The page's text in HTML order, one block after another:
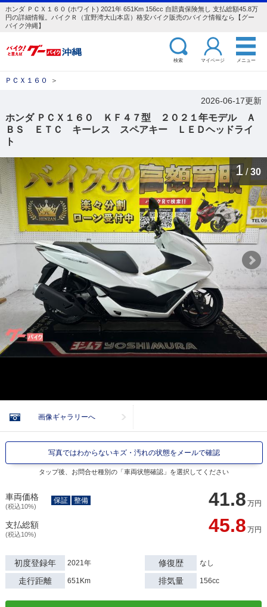
ホンダ ＰＣＸ１６０ (ホワイト) 2021年 651Km 156cc 自賠責保険無し 支払総額45.8万
円の詳細情報。バイクＲ（宜野湾大山本店）格安バイク販売のバイク情報なら【グー
バイク沖縄】
検索 マイページ メニュー
ＰＣＸ１６０ ＞
2026-06-17更新
ホンダ ＰＣＸ１６０ ＫＦ４７型 ２０２１年モデル Ａ
ＢＳ ＥＴＣ キーレス スペアキー ＬＥＤヘッドライ
ト
1 / 30
画像ギャラリーへ
写真ではわからないキズ・汚れの状態をメールで確認
タップ後、お問合せ種別の「車両状態確認」を選択してください
車両価格
(税込10%) 41.8 万円
保証 整備
支払総額
(税込10%) 45.8 万円
初度登録年 2021年 修復歴 なし
走行距離 651Km 排気量 156cc